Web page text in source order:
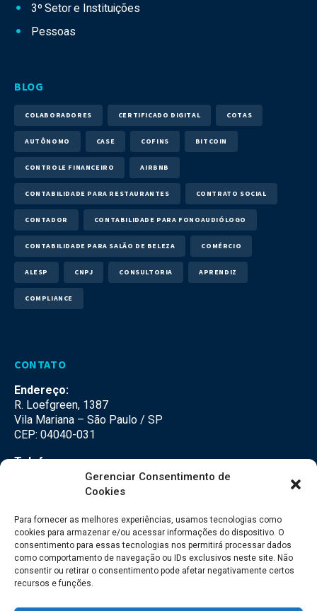
Gerenciar Consentimento de
Cookies
Para fornecer as melhores experiências, usamos tecnologias como
cookies para armazenar e/ou acessar informações do dispositivo. O
consentimento para essas tecnologias nos permitirá processar dados
como comportamento de navegação ou IDs exclusivos neste site. Não
consentir ou retirar o consentimento pode afetar negativamente certos
recursos e funções.
3º Setor e Instituições
Pessoas
BLOG
COLABORADORES CERTIFICADO DIGITAL COTAS
AUTÔNOMO CASE COFINS BITCOIN
CONTROLE FINANCEIRO AIRBNB
CONTABILIDADE PARA RESTAURANTES CONTRATO SOCIAL
CONTADOR CONTABILIDADE PARA FONOAUDIÓLOGO
CONTABILIDADE PARA SALÃO DE BELEZA COMÉRCIO
ALESP CNPJ CONSULTORIA APRENDIZ
COMPLIANCE
CONTATO
Endereço:
R. Loefgreen, 1387
Vila Mariana – São Paulo / SP
CEP: 04040-031
Telefone:
(11) 3500-3500
falecom@seteco.com.br
Redes Sociais